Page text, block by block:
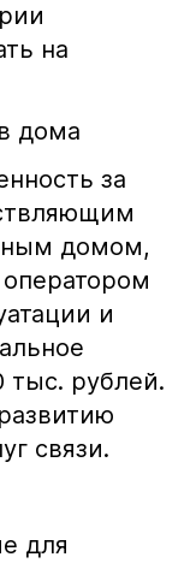
на
дома
за
домом,
и
тыс. рублей.
связи.
для